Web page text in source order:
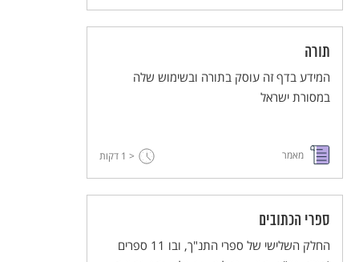
תורה
המידע בדף זה עוסק בתורה ובשימוש שלה
במסורת ישראל
מאמר < 1 דקות
ספרי הכתובים
החלק השלישי של ספרי התנ"ך, ובו 11 ספרים